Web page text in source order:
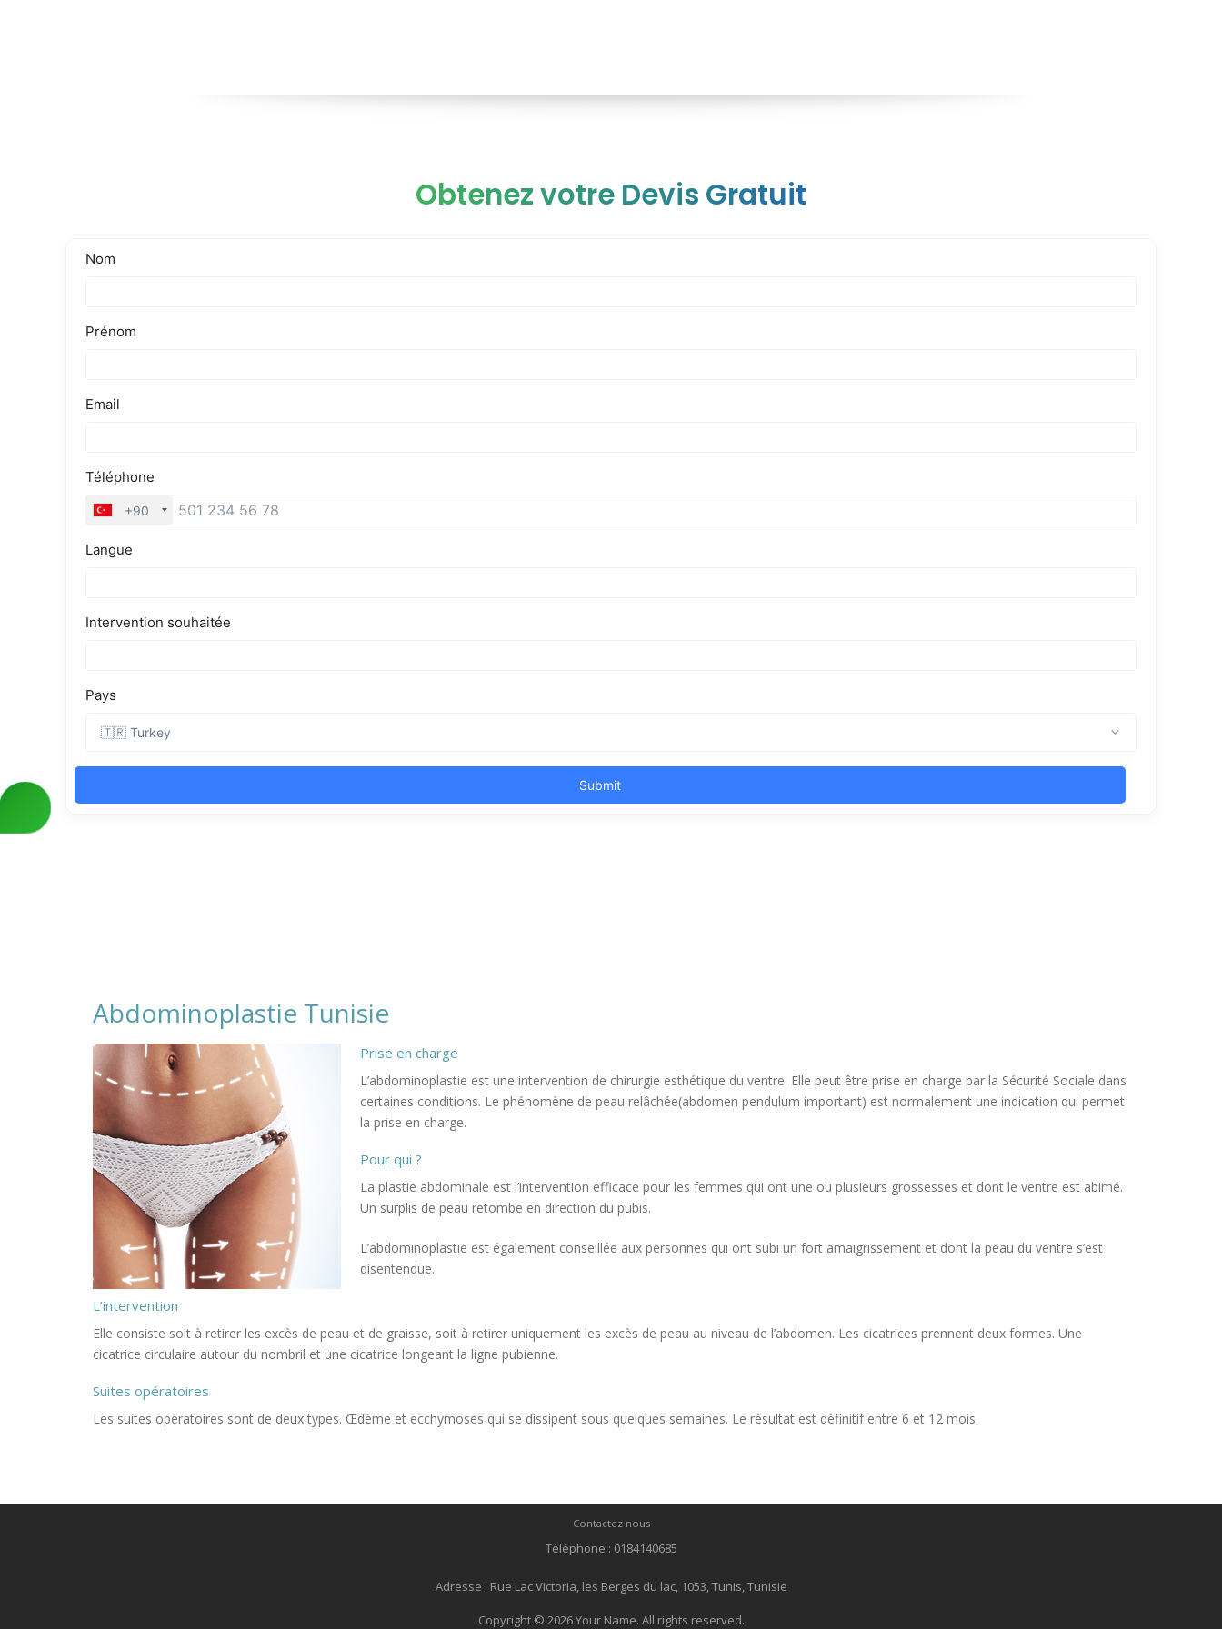
Obtenez votre Devis Gratuit
Abdominoplastie Tunisie
Prise en charge
L’abdominoplastie est une intervention de chirurgie esthétique du ventre. Elle peut être prise en charge par la Sécurité Sociale dans
certaines conditions. Le phénomène de peau relâchée(abdomen pendulum important) est normalement une indication qui permet
la prise en charge.
Pour qui ?
La plastie abdominale est l’intervention efficace pour les femmes qui ont une ou plusieurs grossesses et dont le ventre est abimé.
Un surplis de peau retombe en direction du pubis.
L’abdominoplastie est également conseillée aux personnes qui ont subi un fort amaigrissement et dont la peau du ventre s’est
disentendue.
L’intervention
Elle consiste soit à retirer les excès de peau et de graisse, soit à retirer uniquement les excès de peau au niveau de l’abdomen. Les cicatrices prennent deux formes. Une
cicatrice circulaire autour du nombril et une cicatrice longeant la ligne pubienne.
Suites opératoires
Les suites opératoires sont de deux types. Œdème et ecchymoses qui se dissipent sous quelques semaines. Le résultat est définitif entre 6 et 12 mois.
Contactez nous
Téléphone : 0184140685
Adresse : Rue Lac Victoria, les Berges du lac, 1053, Tunis, Tunisie
Copyright © 2026 Your Name. All rights reserved.